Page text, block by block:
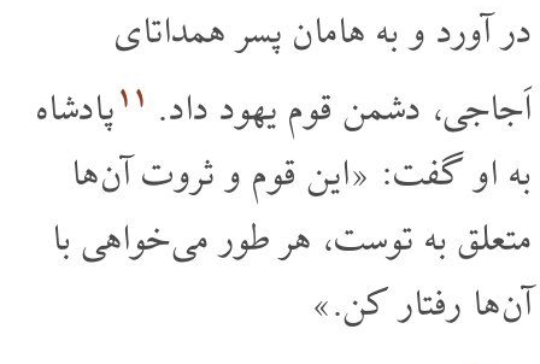
در آورد و به هامان پسر همداتای
اَجاجی، دشمن قوم یهود داد. ۱۱پادشاه
به او گفت: «این قوم و ثروت آن ها
متعلق به توست، هر طور می خواهی با
آن ها رفتار کن.»